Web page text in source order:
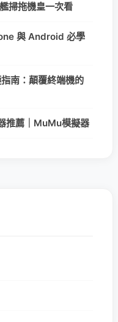
掃拖機皇一次看
與 Android 必學
南：顛覆終端機的
推薦｜MuMu模擬器